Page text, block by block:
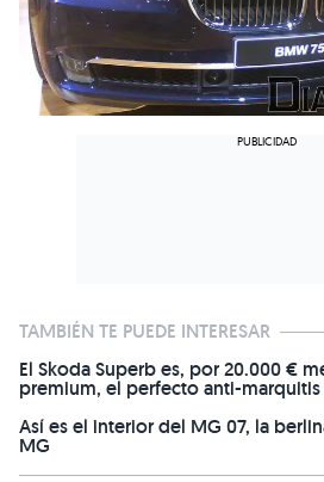
TAMBIÉN TE PUEDE INTERESAR
El Skoda Superb es, por 20.000 €
premium, el perfecto anti-marquitis
Así es el interior del MG 07, la
MG